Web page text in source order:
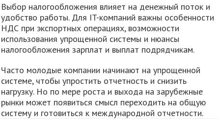
Выбор налогообложения влияет на денежный поток и
удобство работы. Для IT-компаний важны особенности
НДС при экспортных операциях, возможности
использования упрощенной системы и нюансы
налогообложения зарплат и выплат подрядчикам.
Часто молодые компании начинают на упрощенной
системе, чтобы упростить отчетность и снизить
нагрузку. Но по мере роста и выхода на зарубежные
рынки может появиться смысл переходить на общую
систему и готовиться к международной отчетности.